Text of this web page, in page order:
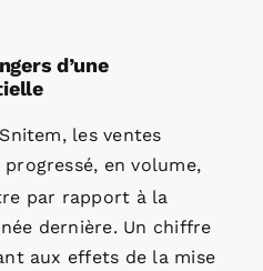
d’une
les ventes
en volume,
par rapport à la
dernière. Un chiffre
aux effets de la mise